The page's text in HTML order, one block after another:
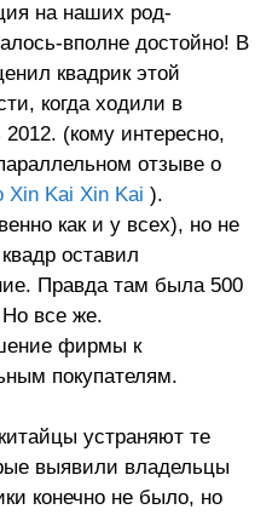
на наших род-
вполне достойно! В
квадрик этой
когда ходили в
(кому интересно,
отзыве о
Xin Kai Xin Kai ).
как и у всех), но не
оставил
Правда там была 500
все же.
фирмы к
покупателям.
устраняют те
выявили владельцы
конечно не было, но